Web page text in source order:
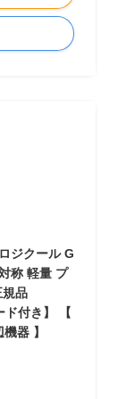
ジクール G
称 軽量 プ
品
ド付き】 【
器 】